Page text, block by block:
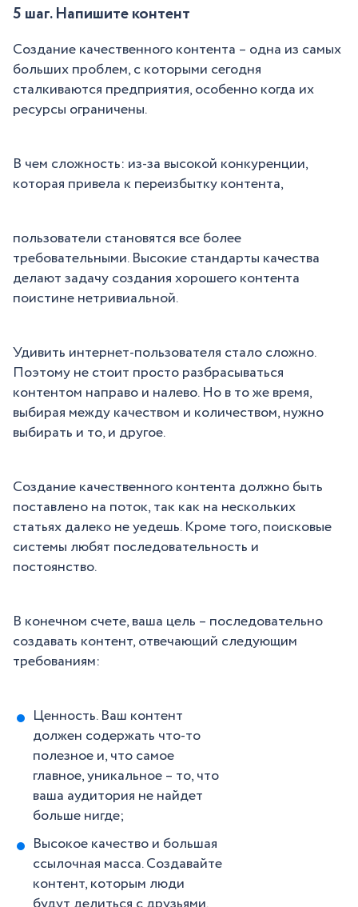
5 шаг. Напишите контент
Создание качественного контента – одна из самых
больших проблем, с которыми сегодня
сталкиваются предприятия, особенно когда их
ресурсы ограничены.
В чем сложность: из-за высокой конкуренции,
которая привела к переизбытку контента,
пользователи становятся все более
требовательными. Высокие стандарты качества
делают задачу создания хорошего контента
поистине нетривиальной.
Удивить интернет-пользователя стало сложно.
Поэтому не стоит просто разбрасываться
контентом направо и налево. Но в то же время,
выбирая между качеством и количеством, нужно
выбирать и то, и другое.
Создание качественного контента должно быть
поставлено на поток, так как на нескольких
статьях далеко не уедешь. Кроме того, поисковые
системы любят последовательность и
постоянство.
В конечном счете, ваша цель – последовательно
создавать контент, отвечающий следующим
требованиям:
Ценность. Ваш контент
должен содержать что-то
полезное и, что самое
главное, уникальное – то, что
ваша аудитория не найдет
больше нигде;
Высокое качество и большая
ссылочная масса. Создавайте
контент, которым люди